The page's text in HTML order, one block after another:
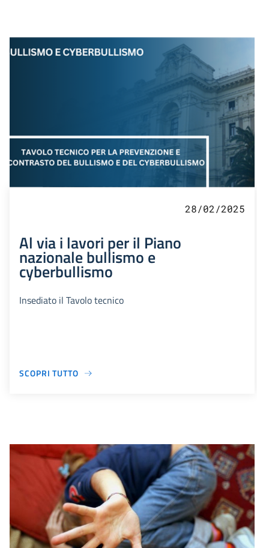
28/02/2025
Al via i lavori per il Piano
nazionale bullismo e
cyberbullismo
Insediato il Tavolo tecnico
SCOPRI TUTTO